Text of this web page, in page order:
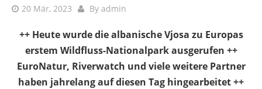
20 Mär, 2023 By admin
++ Heute wurde die albanische Vjosa zu Europas
erstem Wildfluss-Nationalpark ausgerufen ++
EuroNatur, Riverwatch und viele weitere Partner
haben jahrelang auf diesen Tag hingearbeitet ++